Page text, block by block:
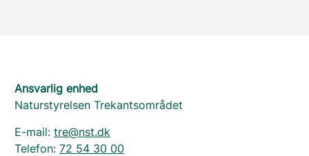
Ansvarlig enhed
Naturstyrelsen Trekantsområdet
E-mail: tre@nst.dk
Telefon: 72 54 30 00